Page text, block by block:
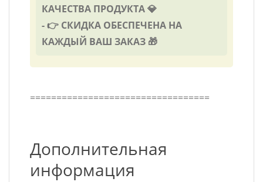
КАЧЕСТВА ПРОДУКТА 💎
- 👉 СКИДКА ОБЕСПЕЧЕНА НА
КАЖДЫЙ ВАШ ЗАКАЗ 🎁
==================================
Дополнительная
информация